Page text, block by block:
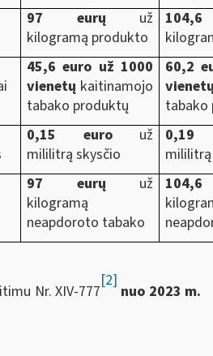
97 eurų už
kilogramą produkto
45,6 euro už 1000
vienetų kaitinamojo
tabako produktų
60,2
tabako
0,15 eurouž
mililitrą skysčio
0,19
97 eurų už
kilogramą
neapdoroto tabako
Nr. XIV-777
[2]
nuo 2023 m.